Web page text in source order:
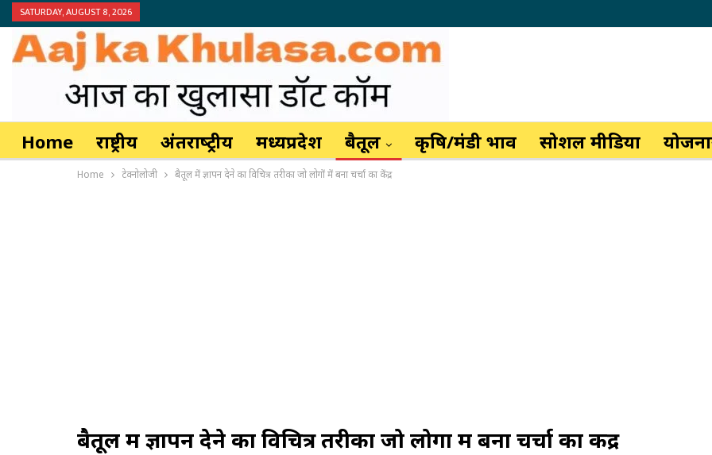
SATURDAY, AUGUST 8, 2026
Home राष्ट्रीय अंतर्राष्‍ट्रीय मध्यप्रदेश बैतूल कृषि/मंडी भाव सोशल मीडिया
Home टेक्नोलोजी बैतूल में ज्ञापन देने का विचित्र तरीका जो लोगों में बना चर्चा का केंद्र
बैतूल में ज्ञापन देने का विचित्र तरीका जो लोगों में बना चर्चा का केंद्र